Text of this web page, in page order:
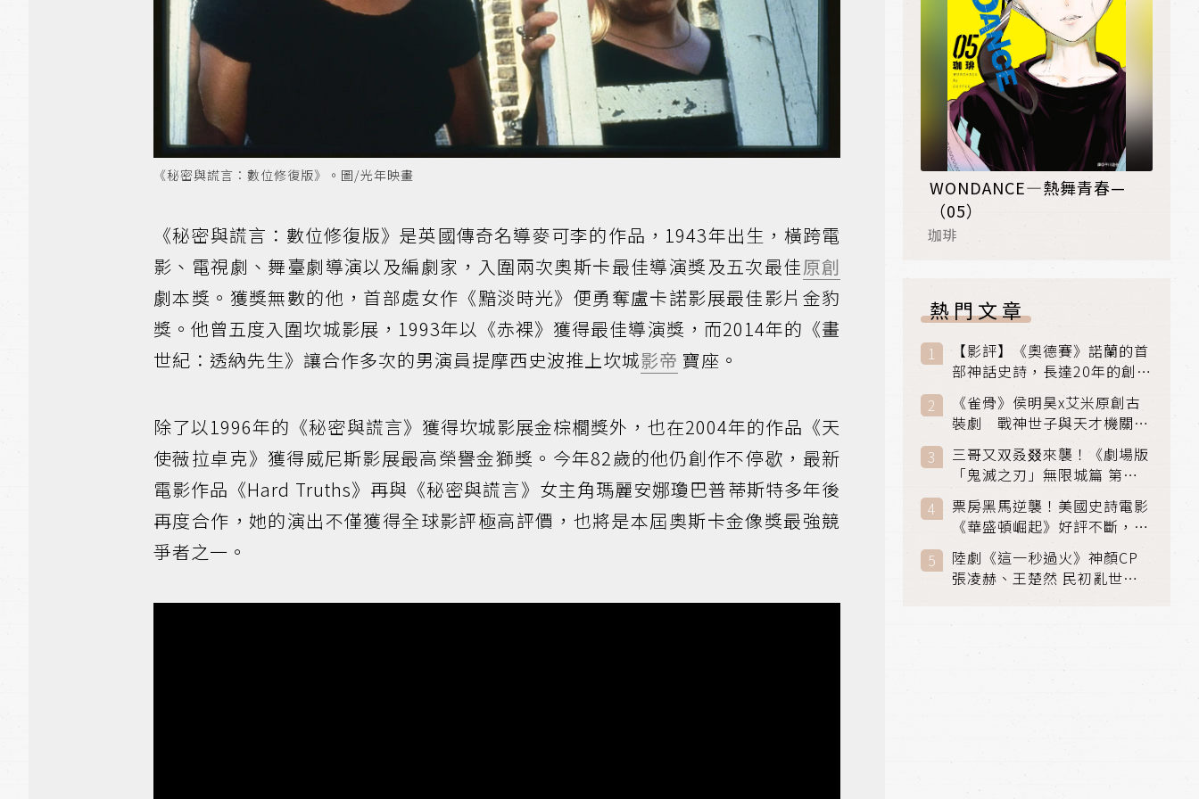
《秘密與謊言：數位修復版》。圖/光年映畫
《秘密與謊言：數位修復版》是英國傳奇名導麥可李的作品，1943年出生，橫跨電
影、電視劇、舞臺劇導演以及編劇家，入圍兩次奧斯卡最佳導演獎及五次最佳原創
劇本獎。獲獎無數的他，首部處女作《黯淡時光》便勇奪盧卡諾影展最佳影片金豹
獎。他曾五度入圍坎城影展，1993年以《赤裸》獲得最佳導演獎，而2014年的《畫
世紀：透納先生》讓合作多次的男演員提摩西史波推上坎城影帝 寶座。
除了以1996年的《秘密與謊言》獲得坎城影展金棕櫚獎外，也在2004年的作品《天
使薇拉卓克》獲得威尼斯影展最高榮譽金獅獎。今年82歲的他仍創作不停歇，最新
電影作品《Hard Truths》再與《秘密與謊言》女主角瑪麗安娜瓊巴普蒂斯特多年後
再度合作，她的演出不僅獲得全球影評極高評價，也將是本屆奧斯卡金像獎最強競
爭者之一。
WONDANCE—熱舞青春—
（05）
珈琲
熱門文章
【影評】《奧德賽》諾蘭的首
部神話史詩，長達20年的創傷
與贖罪之旅
《雀骨》侯明昊x艾米原創古
裝劇 戰神世子與天才機關師
聯手攻克身世之謎
三哥又双叒叕來襲！《劇場版
「鬼滅之刃」無限城篇 第一
章》 七月首登串流平台
票房黑馬逆襲！美國史詩電影
《華盛頓崛起》好評不斷，輾
壓《玩具總動員5》、《超少
女》
陸劇《這一秒過火》神顏CP
張凌赫、王楚然 民初亂世、